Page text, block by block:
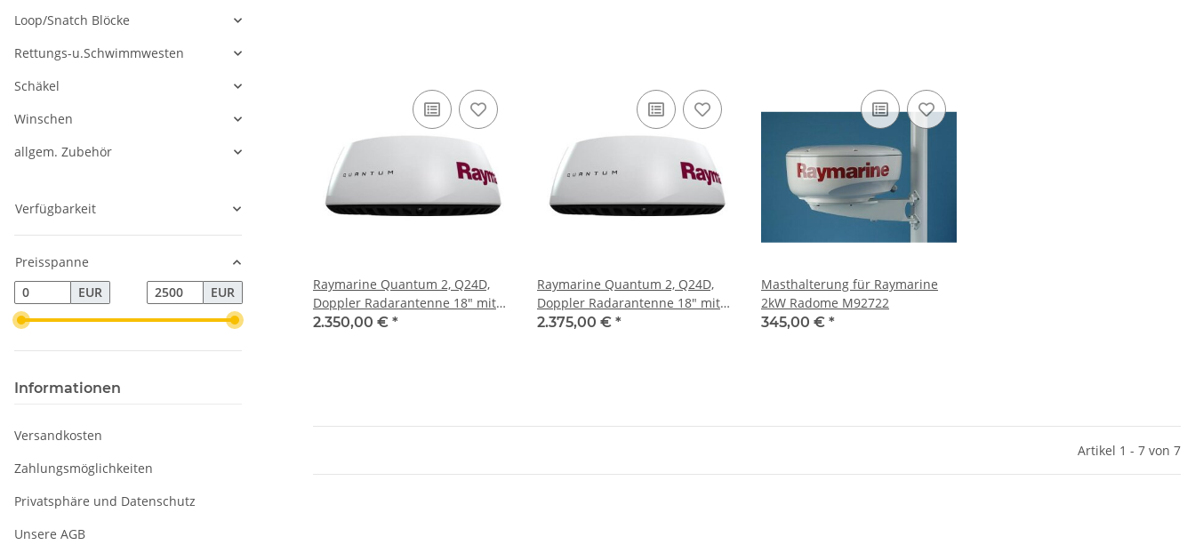
Raymarine Quantum 2, Q24D,
Doppler Radarantenne 18" mit
10m Stom- und Datenkabel
2.350,00 € *
Raymarine Quantum 2, Q24D,
Doppler Radarantenne 18" mit
15m Stom- und Datenkabel
2.375,00 € *
Masthalterung für Raymarine
2kW Radome M92722
345,00 € *
Artikel 1 - 7 von 7
Loop/Snatch Blöcke
Rettungs-u.Schwimmwesten
Schäkel
Winschen
allgem. Zubehör
Verfügbarkeit
Preisspanne
EUR
EUR
Informationen
Versandkosten
Zahlungsmöglichkeiten
Privatsphäre und Datenschutz
Unsere AGB